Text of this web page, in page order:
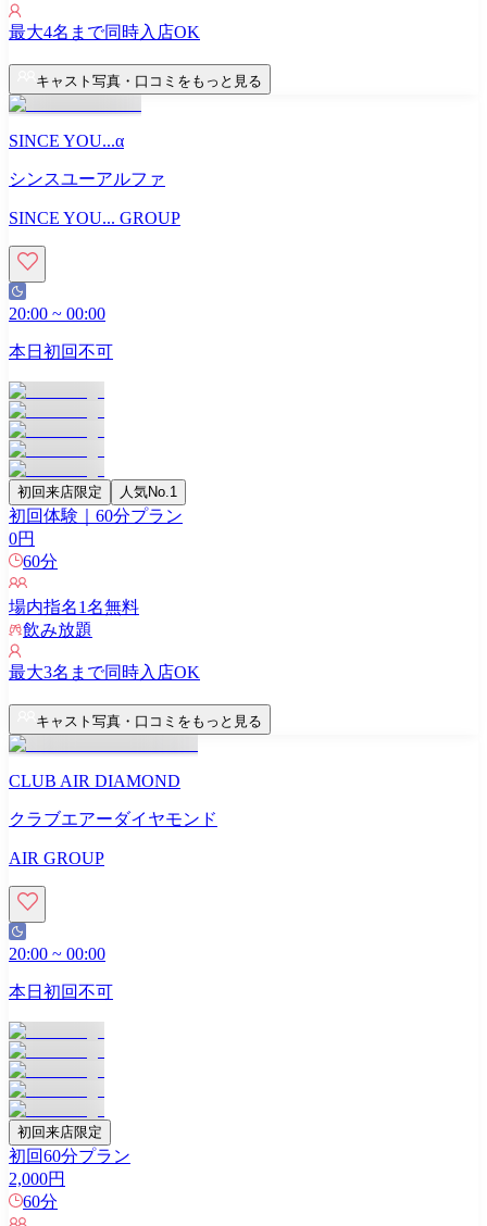
最大4名まで同時入店OK
キャスト写真・口コミをもっと見る
SINCE YOU...α
シンスユーアルファ
SINCE YOU... GROUP
20:00 ~ 00:00
本日初回不可
初回来店限定 人気No.1
初回体験｜60分プラン
0円
60分
場内指名1名無料
飲み放題
最大3名まで同時入店OK
キャスト写真・口コミをもっと見る
CLUB AIR DIAMOND
クラブエアーダイヤモンド
AIR GROUP
20:00 ~ 00:00
本日初回不可
初回来店限定
初回60分プラン
2,000円
60分